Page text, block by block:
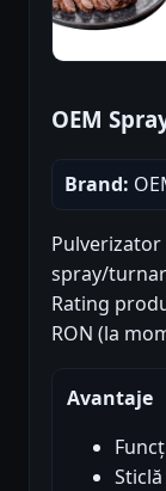
OEM
Brand:
spray/
Rating
RON (la
Avantaje